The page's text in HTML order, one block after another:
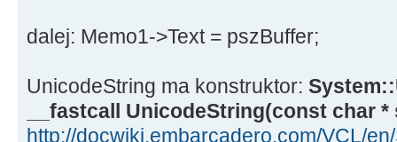
dalej: Memo1->Text = pszBuffer;
UnicodeString ma konstruktor:
__fastcall UnicodeString(const char *
http://docwiki.embarcadero.com/VCL/